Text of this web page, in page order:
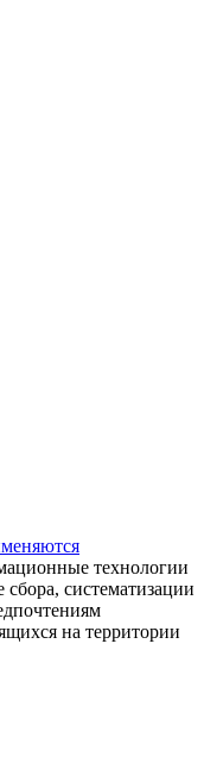
технологии
систематизации
на территории